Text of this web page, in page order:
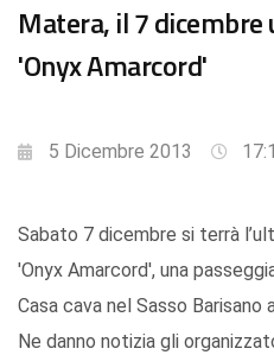
Matera, il 7
'Onyx Amarcord'
5 Dicembre 2013
Sabato 7 dicembre si terrà
'Onyx Amarcord', una
Casa cava nel Sasso Barisano
Ne danno notizia gli